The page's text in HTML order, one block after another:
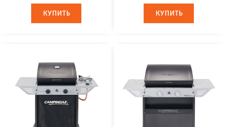
КУПИТЬ
КУПИТЬ КУПИТЬ
КУПИТЬ